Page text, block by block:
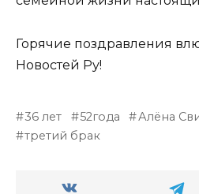
Горячие поздравления
Новостей Ру!
36 лет 52года Алёна
третий брак